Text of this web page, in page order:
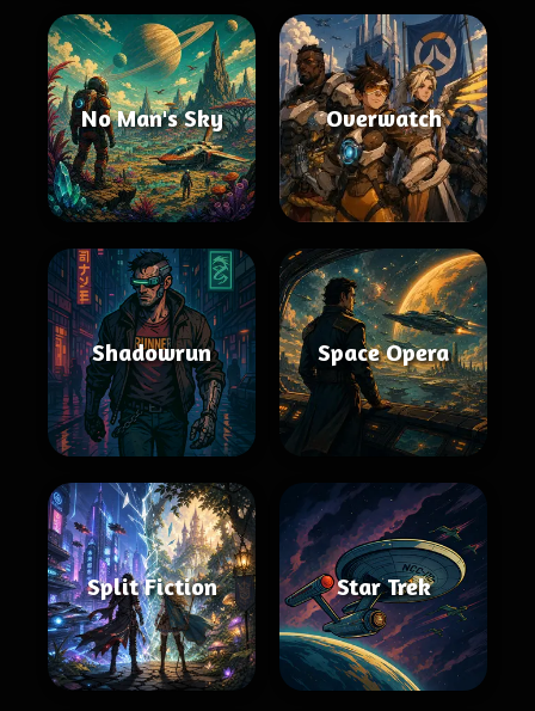
No Man's Sky Overwatch
Shadowrun Space Opera
Split Fiction Star Trek